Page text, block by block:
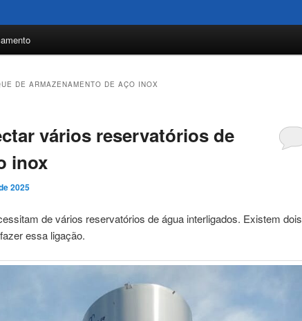
DE ARMAZENAMENTO DE AÇO INOX
vários reservatórios de
inox
2025
de vários reservatórios de água interligados. Existem dois
essa ligação.